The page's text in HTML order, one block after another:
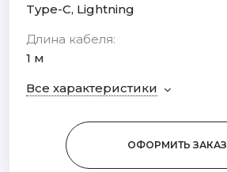
Type-C, Lightning
Длина кабеля:
1 м
Все характеристики
ОФОРМИТЬ ЗАКАЗ